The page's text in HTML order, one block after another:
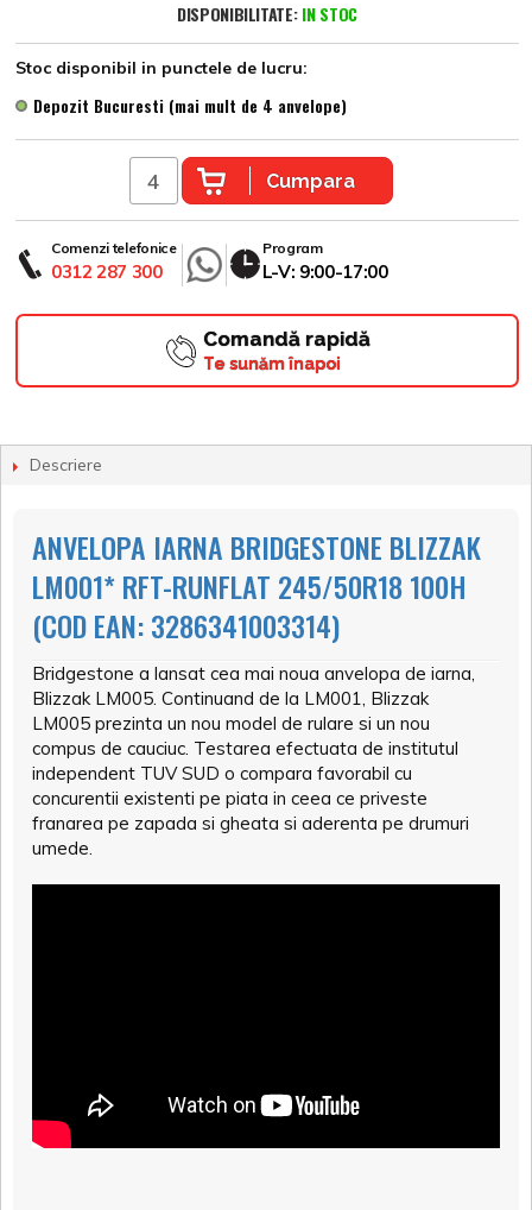
DISPONIBILITATE: IN STOC
Stoc disponibil in punctele de lucru:
Depozit Bucuresti (mai mult de 4 anvelope)
Cumpara
Comenzi telefonice
0312 287 300
Program
L-V: 9:00-17:00
Comandă rapidă
Te sunăm înapoi
Descriere
ANVELOPA IARNA BRIDGESTONE BLIZZAK
LM001* RFT-RUNFLAT 245/50R18 100H
(COD EAN: 3286341003314)
Bridgestone a lansat cea mai noua anvelopa de iarna,
Blizzak LM005. Continuand de la LM001, Blizzak
LM005 prezinta un nou model de rulare si un nou
compus de cauciuc. Testarea efectuata de institutul
independent TUV SUD o compara favorabil cu
concurentii existenti pe piata in ceea ce priveste
franarea pe zapada si gheata si aderenta pe drumuri
umede.